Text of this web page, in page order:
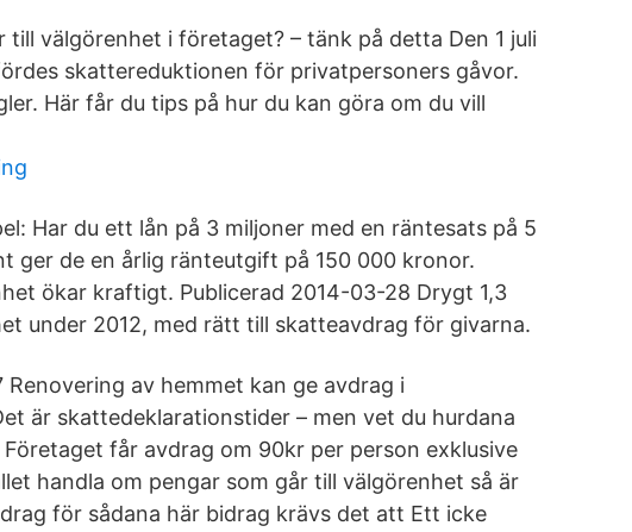
till välgörenhet i företaget? – tänk på detta Den 1 juli
skattereduktionen för privatpersoners gåvor.
Här får du tips på hur du kan göra om du vill
Har du ett lån på 3 miljoner med en räntesats på 5
ger de en årlig ränteutgift på 150 000 kronor.
ökar kraftigt. Publicerad 2014-03-28 Drygt 1,3
under 2012, med rätt till skatteavdrag för givarna.
av hemmet kan ge avdrag i
är skattedeklarationstider – men vet du hurdana
får avdrag om 90kr per person exklusive
handla om pengar som går till välgörenhet så är
för sådana här bidrag krävs det att Ett icke